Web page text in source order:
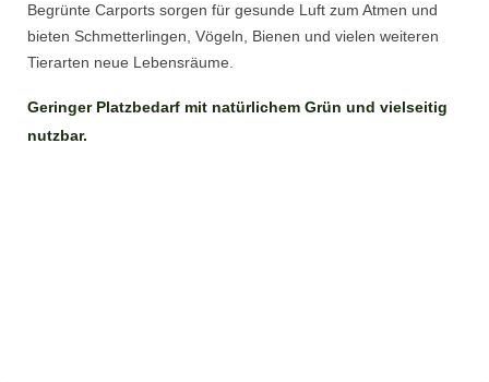
Begrünte Carports sorgen für gesunde Luft zum Atmen und
bieten Schmetterlingen, Vögeln, Bienen und vielen weiteren
Tierarten neue Lebensräume.
Geringer Platzbedarf mit natürlichem Grün und vielseitig
nutzbar.